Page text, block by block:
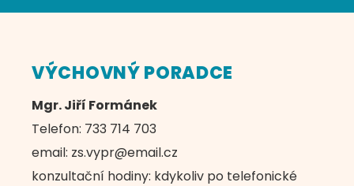
VÝCHOVNÝ PORADCE
Mgr. Jiří Formánek
Telefon: 733 714 703
email: zs.vypr@email.cz
konzultační hodiny: kdykoliv po telefonické